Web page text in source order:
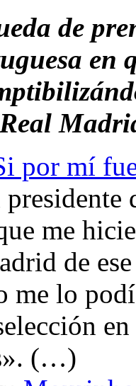
de
en
por mí
me
de
me lo
(…)